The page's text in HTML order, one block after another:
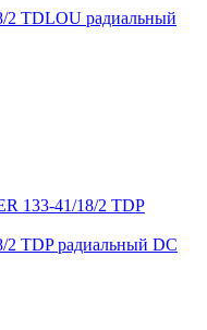
2 TDLOU радиальный
2 TDP радиальный DC